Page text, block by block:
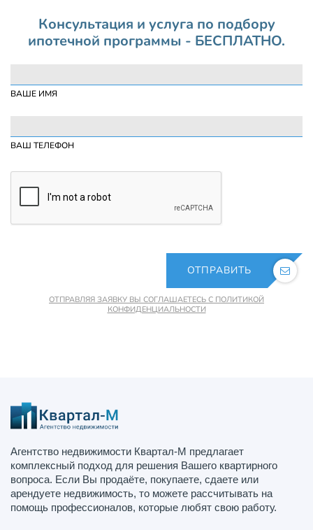
Консультация и услуга по подбору
ипотечной программы - БЕСПЛАТНО.
ВАШЕ ИМЯ
ВАШ ТЕЛЕФОН
ОТПРАВИТЬ
ОТПРАВЛЯЯ ЗАЯВКУ ВЫ СОГЛАШАЕТЕСЬ С ПОЛИТИКОЙ
КОНФИДЕНЦИАЛЬНОСТИ
Агентство недвижимости Квартал-М предлагает
комплексный подход для решения Вашего квартирного
вопроса. Если Вы продаёте, покупаете, сдаете или
арендуете недвижимость, то можете рассчитывать на
помощь профессионалов, которые любят свою работу.